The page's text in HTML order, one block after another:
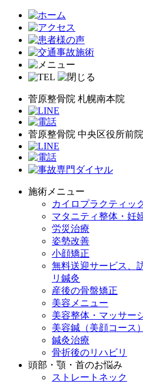
菅原整骨院 札幌南本院
菅原整骨院 中央区役所前院
施術メニュー
カイロプラクティッ
マタニティ整体・妊
労災治療
姿勢改善
小顔矯正
無料送迎サービス、
リ鍼灸
産後の骨盤矯正
美容メニュー
美容整体・マッサー
美容鍼（美顔コース）
鍼灸治療
骨折後のリハビリ
頭部・顎・首のお悩み
ストレートネック